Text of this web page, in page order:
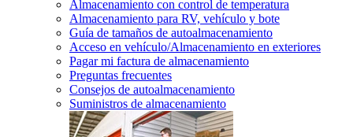
Almacenamiento con control de temperatura
Almacenamiento para RV, vehículo y bote
Guía de tamaños de autoalmacenamiento
Acceso en vehículo/Almacenamiento en exteriores
Pagar mi factura de almacenamiento
Preguntas frecuentes
Consejos de autoalmacenamiento
Suministros de almacenamiento